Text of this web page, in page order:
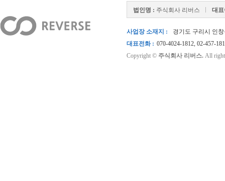
법인명 : 주식회사 리버스 대
사업장 소재지 :
경기도 구리시 인
대표전화 : 070-4024-1812, 02-457-
Copyright © 주식회사 리버스. All